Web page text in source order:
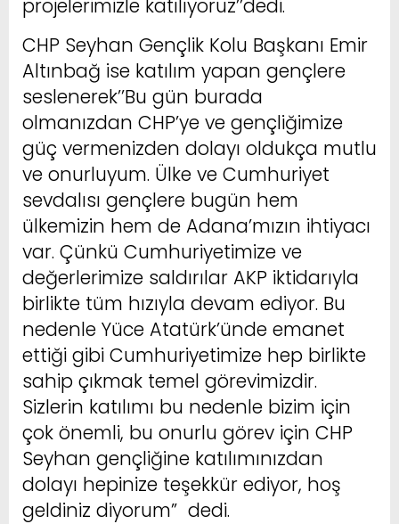
projelerimizle katılıyoruz’’dedi.
CHP Seyhan Gençlik Kolu Başkanı Emir
Altınbağ ise katılım yapan gençlere
seslenerek’’Bu gün burada
olmanızdan CHP’ye ve gençliğimize
güç vermenizden dolayı oldukça mutlu
ve onurluyum. Ülke ve Cumhuriyet
sevdalısı gençlere bugün hem
ülkemizin hem de Adana’mızın ihtiyacı
var. Çünkü Cumhuriyetimize ve
değerlerimize saldırılar AKP iktidarıyla
birlikte tüm hızıyla devam ediyor. Bu
nedenle Yüce Atatürk’ünde emanet
ettiği gibi Cumhuriyetimize hep birlikte
sahip çıkmak temel görevimizdir.
Sizlerin katılımı bu nedenle bizim için
çok önemli, bu onurlu görev için CHP
Seyhan gençliğine katılımınızdan
dolayı hepinize teşekkür ediyor, hoş
geldiniz diyorum” dedi.